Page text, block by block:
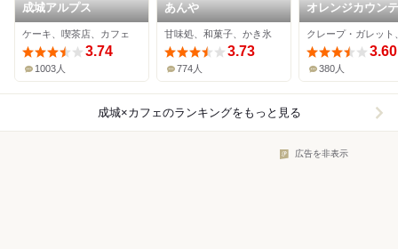
成城アルプス
ケーキ、喫茶店、カフェ
3.74
1003人
あんや
甘味処、和菓子、かき氷
3.73
774人
オレンジカウン
本店
3.60
380人
成城×カフェのランキングをもっと見る
広告を非表示